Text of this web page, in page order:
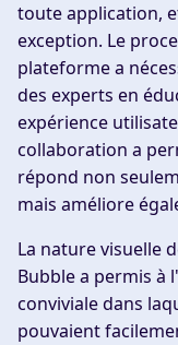
toute application,
exception. Le
plateforme a
des experts en
expérience
collaboration a
répond non
mais améliore
La nature visuelle
Bubble a permis à
conviviale dans
pouvaient